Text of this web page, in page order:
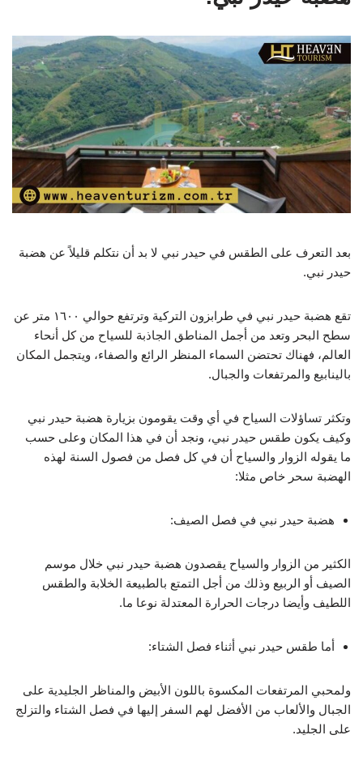
بعد التعرف على الطقس في حيدر نبي لا بد أن نتكلم قليلاً عن هضبة
حيدر نبي.
تقع هضبة حيدر نبي في طرابزون التركية وترتفع حوالي ١٦٠٠ متر عن
سطح البحر وتعد من أجمل المناطق الجاذبة للسياح من كل أنحاء
العالم، فهناك تحتضن السماء المنظر الرائع والصفاء، ويتجمل المكان
بالينابيع والمرتفعات والجبال.
وتكثر تساؤلات السياح في أي وقت يقومون بزيارة هضبة حيدر نبي
وكيف يكون طقس حيدر نبي، ونجد أن في هذا المكان وعلى حسب
ما يقوله الزوار والسياح أن في كل فصل من فصول السنة لهذه
الهضبة سحر خاص مثلا:
هضبة حيدر نبي في فصل الصيف:
الكثير من الزوار والسياح يقصدون هضبة حيدر نبي خلال موسم
الصيف أو الربيع وذلك من أجل التمتع بالطبيعة الخلابة والطقس
اللطيف وأيضا درجات الحرارة المعتدلة نوعا ما.
أما طقس حيدر نبي أثناء فصل الشتاء:
ولمحبي المرتفعات المكسوة باللون الأبيض والمناظر الجليدية على
الجبال والألعاب من الأفضل لهم السفر إليها في فصل الشتاء والتزلج
على الجليد.